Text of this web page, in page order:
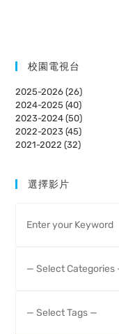
校園電視台
2025-2026 (26)
2024-2025 (40)
2023-2024 (50)
2022-2023 (45)
2021-2022 (32)
選擇影片